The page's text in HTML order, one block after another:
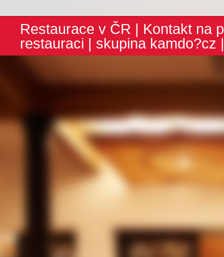
Restaurace v ČR | Kontakt na
restauraci | skupina kamdo?cz |